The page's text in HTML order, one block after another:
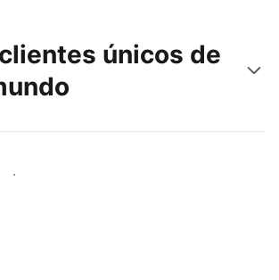
únicos de
nuevos hoy